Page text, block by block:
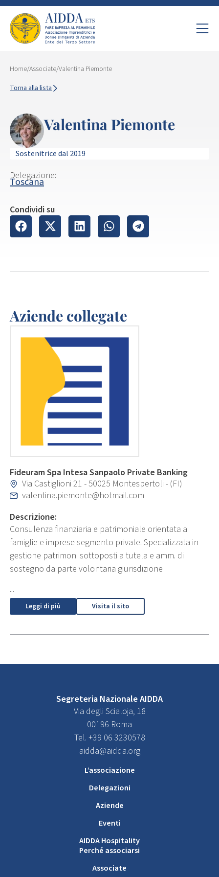
Home/Associate/Valentina Piemonte
Torna alla lista
Valentina Piemonte
Sostenitrice dal 2019
Delegazione:
Toscana
Condividi su
Aziende collegate
Fideuram Spa Intesa Sanpaolo Private Banking
Via Castiglioni 21 - 50025 Montespertoli - (FI)
valentina.piemonte@hotmail.com
Descrizione:
Consulenza finanziaria e patrimoniale orientata a
famiglie e imprese segmento private. Specializzata in
gestione patrimoni sottoposti a tutela e amm. di
sostegno da parte volontaria giurisdizione
...
Leggi di più Visita il sito
Segreteria Nazionale AIDDA
Via degli Scialoja, 18
00196 Roma
Tel. +39 06 3230578
aidda@aidda.org
L’associazione
Delegazioni
Aziende
Eventi
AIDDA Hospitality
Perché associarsi
Associate